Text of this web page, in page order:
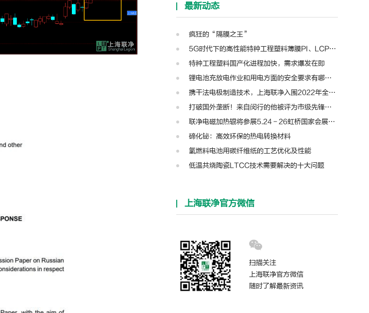
最新动态
疯狂的“隔膜之王”
5G时代下的高性能特种工程塑料薄膜PI、LCP、PTFE、PPS、PEEK、PEN
特种工程塑料国产化进程加快，需求爆发在即
锂电池充放电作业和用电方面的安全要求有哪些？
携干法电极制造技术，上海联净入围2022年全国颠覆性技术创新大赛
打破国外垄断！来自闵行的他被评为市级先锋人物
联净电磁加热辊将参展5.24－26虹桥国家会展中心第十三届模切展
碲化铋：高效环保的热电转换材料
氢燃料电池用碳纤维纸的工艺优化及性能
低温共烧陶瓷LTCC技术需要解决的十大问题
上海联净官方微信
扫描关注
上海联净官方微信
随时了解最新资讯